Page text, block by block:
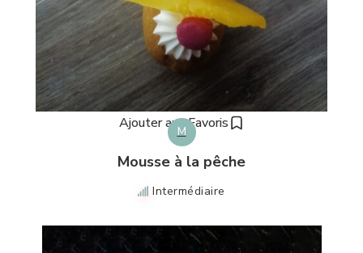
Ajouter aux Favoris
M
Mousse à la pêche
Intermédiaire